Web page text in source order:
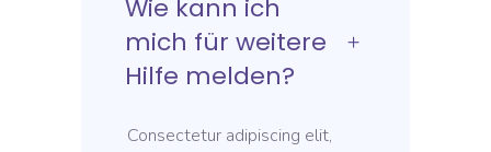
Wie kann ich
mich für weitere
Hilfe melden?
Consectetur adipiscing elit,